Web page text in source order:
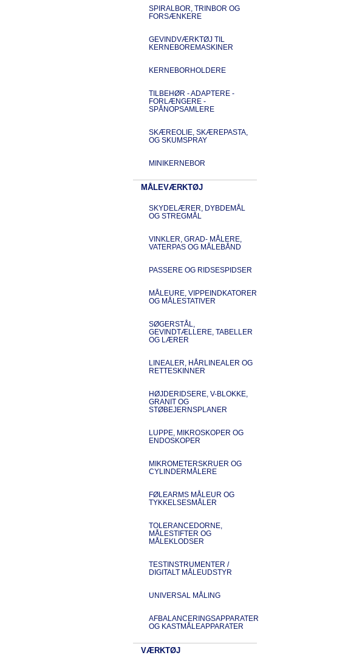
SPIRALBOR, TRINBOR OG
FORSÆNKERE
GEVINDVÆRKTØJ TIL
KERNEBOREMASKINER
KERNEBORHOLDERE
TILBEHØR - ADAPTERE -
FORLÆNGERE -
SPÅNOPSAMLERE
SKÆREOLIE, SKÆREPASTA,
OG SKUMSPRAY
MINIKERNEBOR
MÅLEVÆRKTØJ
SKYDELÆRER, DYBDEMÅL
OG STREGMÅL
VINKLER, GRAD- MÅLERE,
VATERPAS OG MÅLEBÅND
PASSERE OG RIDSESPIDSER
MÅLEURE, VIPPEINDKATORER
OG MÅLESTATIVER
SØGERSTÅL,
GEVINDTÆLLERE, TABELLER
OG LÆRER
LINEALER, HÅRLINEALER OG
RETTESKINNER
HØJDERIDSERE, V-BLOKKE,
GRANIT OG
STØBEJERNSPLANER
LUPPE, MIKROSKOPER OG
ENDOSKOPER
MIKROMETERSKRUER OG
CYLINDERMÅLERE
FØLEARMS MÅLEUR OG
TYKKELSESMÅLER
TOLERANCEDORNE,
MÅLESTIFTER OG
MÅLEKLODSER
TESTINSTRUMENTER /
DIGITALT MÅLEUDSTYR
UNIVERSAL MÅLING
AFBALANCERINGSAPPARATER
OG KASTMÅLEAPPARATER
VÆRKTØJ